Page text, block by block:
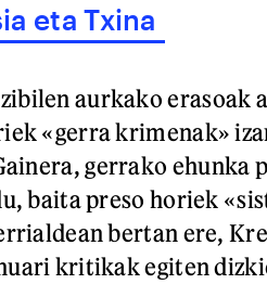
eta Txina
aurkako erasoak
«gerra krimenak»
gerrako ehunka
baita preso horiek
bertan ere,
kritikak egiten